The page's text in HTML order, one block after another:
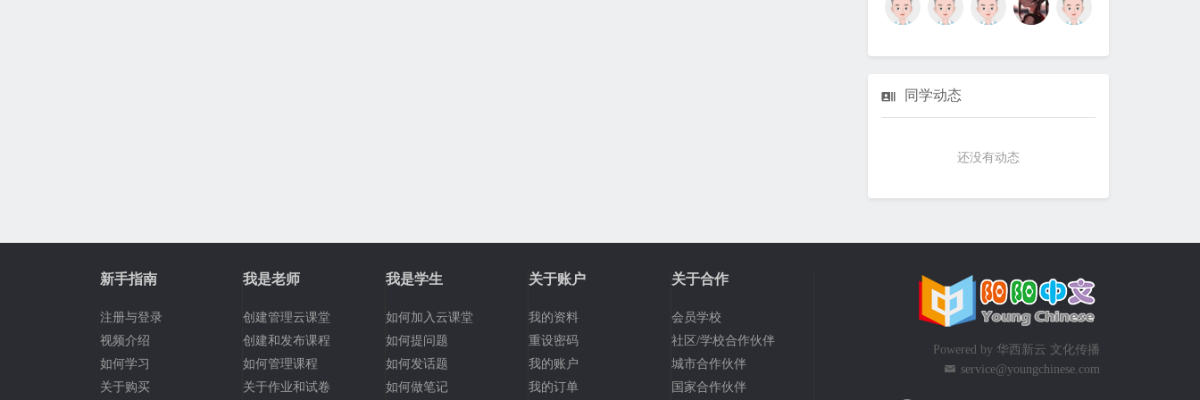
同学动态
还没有动态
新手指南
注册与登录
视频介绍
如何学习
关于购买
我是老师
创建管理云课堂
创建和发布课程
如何管理课程
关于作业和试卷
我是学生
如何加入云课堂
如何提问题
如何发话题
如何做笔记
关于账户
我的资料
重设密码
我的账户
我的订单
关于合作
会员学校
社区/学校合作伙伴
城市合作伙伴
国家合作伙伴
Powered by 华西新云 文化传播
service@youngchinese.com